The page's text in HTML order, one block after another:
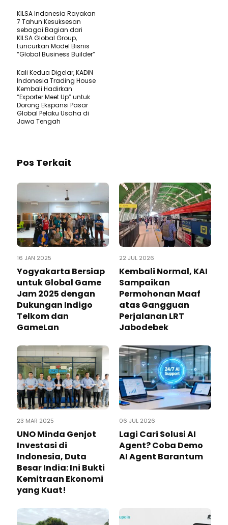
KILSA Indonesia Rayakan
7 Tahun Kesuksesan
sebagai Bagian dari
KILSA Global Group,
Luncurkan Model Bisnis
“Global Business Builder”
Kali Kedua Digelar, KADIN
Indonesia Trading House
Kembali Hadirkan
“Exporter Meet Up” untuk
Dorong Ekspansi Pasar
Global Pelaku Usaha di
Jawa Tengah
Pos Terkait
16 JAN 2025
Yogyakarta Bersiap
untuk Global Game
Jam 2025 dengan
Dukungan Indigo
Telkom dan
GameLan
22 JUL 2026
Kembali Normal, KAI
Sampaikan
Permohonan Maaf
atas Gangguan
Perjalanan LRT
Jabodebek
23 MAR 2025
UNO Minda Genjot
Investasi di
Indonesia, Duta
Besar India: Ini Bukti
Kemitraan Ekonomi
yang Kuat!
06 JUL 2026
Lagi Cari Solusi AI
Agent? Coba Demo
AI Agent Barantum